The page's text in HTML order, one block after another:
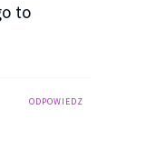
to
ODPOWIEDZ